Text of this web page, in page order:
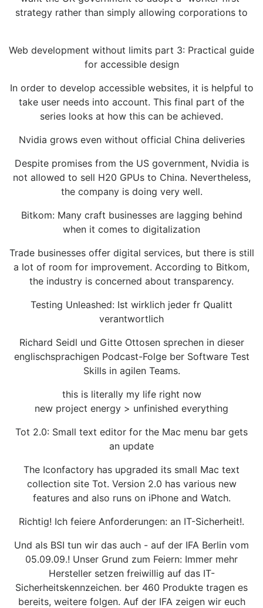
strategy rather than simply allowing corporations to
Web development without limits part 3: Practical guide
for accessible design
In order to develop accessible websites, it is helpful to
take user needs into account. This final part of the
series looks at how this can be achieved.
Nvidia grows even without official China deliveries
Despite promises from the US government, Nvidia is
not allowed to sell H20 GPUs to China. Nevertheless,
the company is doing very well.
Bitkom: Many craft businesses are lagging behind
when it comes to digitalization
Trade businesses offer digital services, but there is still
a lot of room for improvement. According to Bitkom,
the industry is concerned about transparency.
Testing Unleashed: Ist wirklich jeder fr Qualitt
verantwortlich
Richard Seidl und Gitte Ottosen sprechen in dieser
englischsprachigen Podcast-Folge ber Software Test
Skills in agilen Teams.
this is literally my life right now
new project energy > unfinished everything
Tot 2.0: Small text editor for the Mac menu bar gets
an update
The Iconfactory has upgraded its small Mac text
collection site Tot. Version 2.0 has various new
features and also runs on iPhone and Watch.
Richtig! Ich feiere Anforderungen: an IT-Sicherheit!.
Und als BSI tun wir das auch - auf der IFA Berlin vom
05.09.09.! Unser Grund zum Feiern: Immer mehr
Hersteller setzen freiwillig auf das IT-
Sicherheitskennzeichen. ber 460 Produkte tragen es
bereits, weitere folgen. Auf der IFA zeigen wir euch